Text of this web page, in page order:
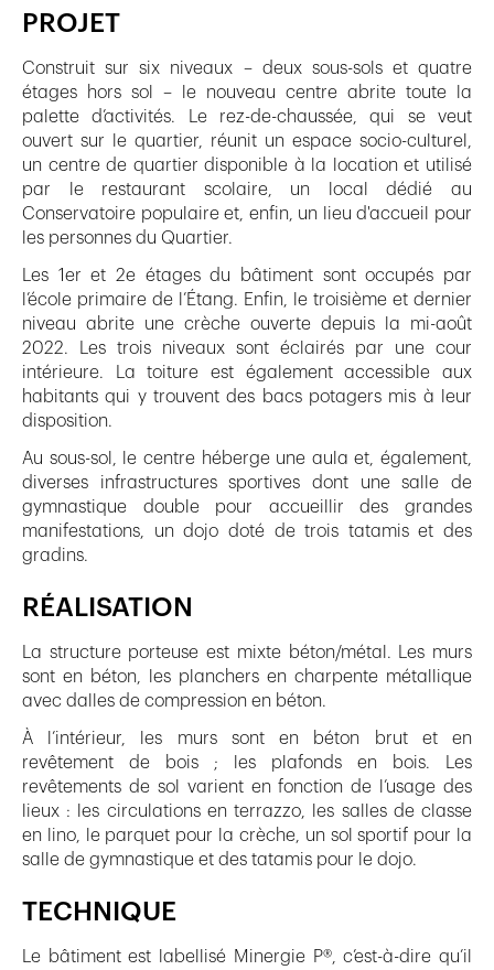
PROJET
Construit sur six niveaux – deux sous-sols et quatre
étages hors sol – le nouveau centre abrite toute la
palette d’activités. Le rez-de-chaussée, qui se veut
ouvert sur le quartier, réunit un espace socio-culturel,
un centre de quartier disponible à la location et utilisé
par le restaurant scolaire, un local dédié au
Conservatoire populaire et, enfin, un lieu d'accueil pour
les personnes du Quartier.
Les 1er et 2e étages du bâtiment sont occupés par
l’école primaire de l’Étang. Enfin, le troisième et dernier
niveau abrite une crèche ouverte depuis la mi-août
2022. Les trois niveaux sont éclairés par une cour
intérieure. La toiture est également accessible aux
habitants qui y trouvent des bacs potagers mis à leur
disposition.
Au sous-sol, le centre héberge une aula et, également,
diverses infrastructures sportives dont une salle de
gymnastique double pour accueillir des grandes
manifestations, un dojo doté de trois tatamis et des
gradins.
RÉALISATION
La structure porteuse est mixte béton/métal. Les murs
sont en béton, les planchers en charpente métallique
avec dalles de compression en béton.
À l’intérieur, les murs sont en béton brut et en
revêtement de bois ; les plafonds en bois. Les
revêtements de sol varient en fonction de l’usage des
lieux : les circulations en terrazzo, les salles de classe
en lino, le parquet pour la crèche, un sol sportif pour la
salle de gymnastique et des tatamis pour le dojo.
TECHNIQUE
Le bâtiment est labellisé Minergie P®, c’est-à-dire qu’il